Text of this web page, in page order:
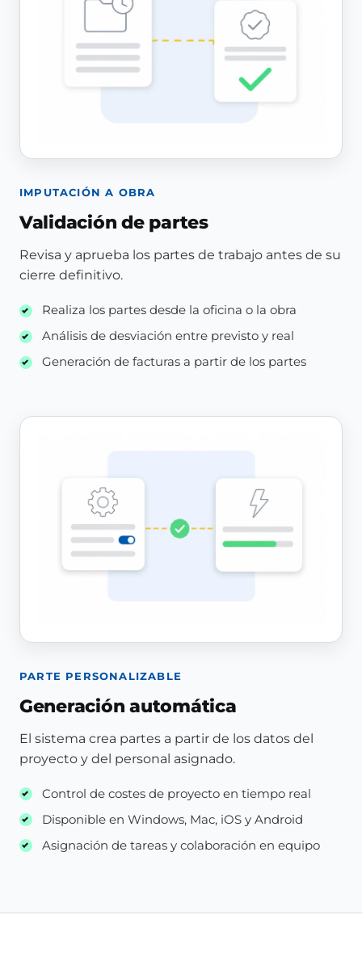
IMPUTACIÓN A OBRA
Validación de partes
Revisa y aprueba los partes de trabajo antes de su
cierre definitivo.
Realiza los partes desde la oficina o la obra
Análisis de desviación entre previsto y real
Generación de facturas a partir de los partes
PARTE PERSONALIZABLE
Generación automática
El sistema crea partes a partir de los datos del
proyecto y del personal asignado.
Control de costes de proyecto en tiempo real
Disponible en Windows, Mac, iOS y Android
Asignación de tareas y colaboración en equipo